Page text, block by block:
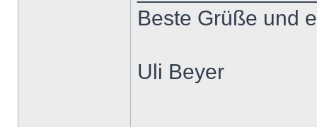
Beste Grüße und
Uli Beyer